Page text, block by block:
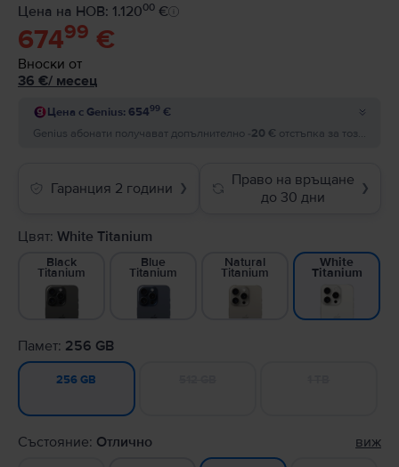
Цена на НОВ: 1.12000 €
67499 €
Вноски от
36 €/ месец
Цена с Genius: 65499 €
Genius абонати получават допълнително -20 € отстъпка за този продукт и плащат
Гаранция 2 години ❯
Право на връщане
до 30 дни
❯
Цвят: White Titanium
Black
Titanium
Blue
Titanium
Natural
Titanium
White
Titanium
Памет: 256 GB
256 GB
Състояние: Отлично виж